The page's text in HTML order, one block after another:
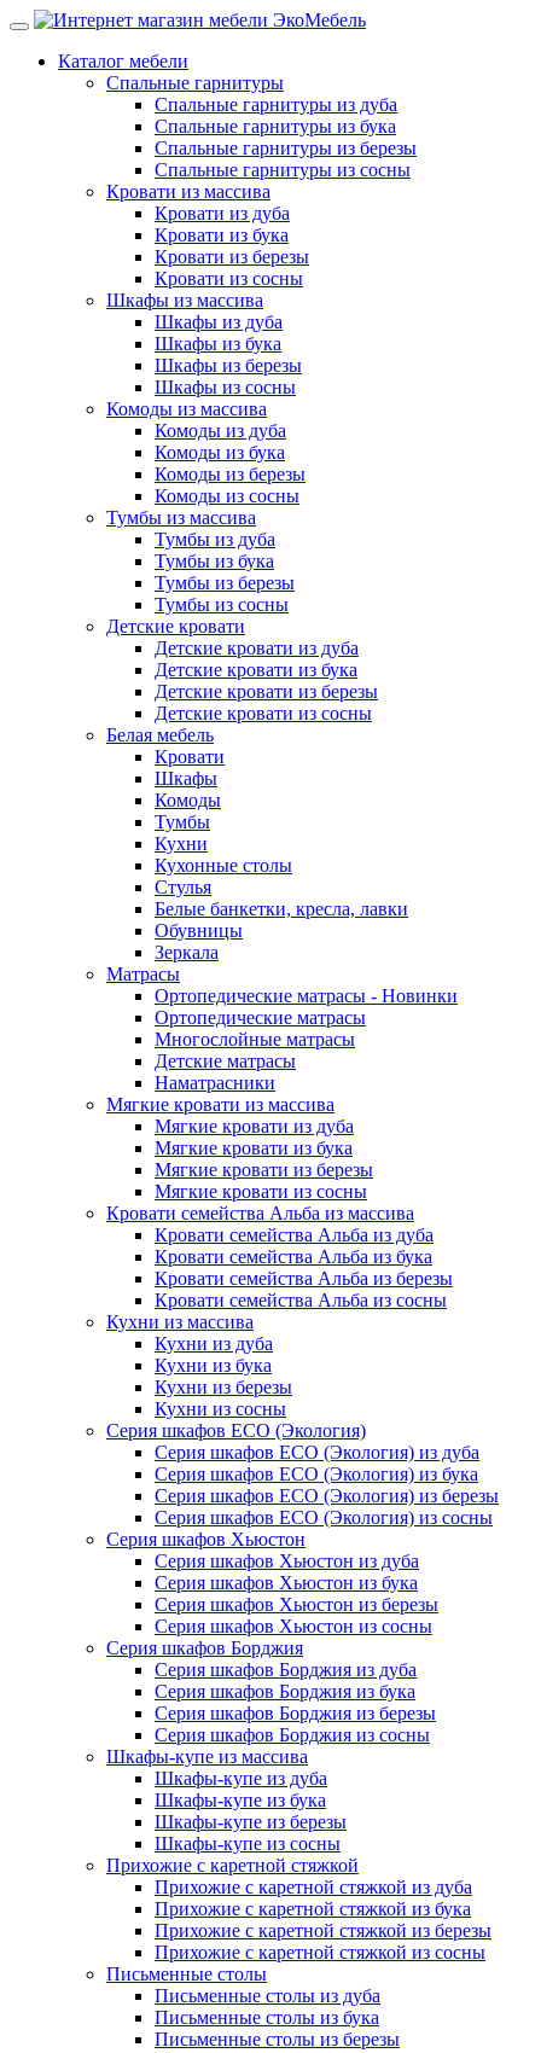
Каталог мебели
Спальные гарнитуры
Спальные гарнитуры из дуба
Спальные гарнитуры из бука
Спальные гарнитуры из березы
Спальные гарнитуры из сосны
Кровати из массива
Кровати из дуба
Кровати из бука
Кровати из березы
Кровати из сосны
Шкафы из массива
Шкафы из дуба
Шкафы из бука
Шкафы из березы
Шкафы из сосны
Комоды из массива
Комоды из дуба
Комоды из бука
Комоды из березы
Комоды из сосны
Тумбы из массива
Тумбы из дуба
Тумбы из бука
Тумбы из березы
Тумбы из сосны
Детские кровати
Детские кровати из дуба
Детские кровати из бука
Детские кровати из березы
Детские кровати из сосны
Белая мебель
Кровати
Шкафы
Комоды
Тумбы
Кухни
Кухонные столы
Стулья
Белые банкетки, кресла, лавки
Обувницы
Зеркала
Матрасы
Ортопедические матрасы - Новинки
Ортопедические матрасы
Многослойные матрасы
Детские матрасы
Наматрасники
Мягкие кровати из массива
Мягкие кровати из дуба
Мягкие кровати из бука
Мягкие кровати из березы
Мягкие кровати из сосны
Кровати семейства Альба из массива
Кровати семейства Альба из дуба
Кровати семейства Альба из бука
Кровати семейства Альба из березы
Кровати семейства Альба из сосны
Кухни из массива
Кухни из дуба
Кухни из бука
Кухни из березы
Кухни из сосны
Серия шкафов ECO (Экология)
Серия шкафов ECO (Экология) из дуба
Серия шкафов ECO (Экология) из бука
Серия шкафов ECO (Экология) из березы
Серия шкафов ECO (Экология) из сосны
Серия шкафов Хьюстон
Серия шкафов Хьюстон из дуба
Серия шкафов Хьюстон из бука
Серия шкафов Хьюстон из березы
Серия шкафов Хьюстон из сосны
Серия шкафов Борджия
Серия шкафов Борджия из дуба
Серия шкафов Борджия из бука
Серия шкафов Борджия из березы
Серия шкафов Борджия из сосны
Шкафы-купе из массива
Шкафы-купе из дуба
Шкафы-купе из бука
Шкафы-купе из березы
Шкафы-купе из сосны
Прихожие с каретной стяжкой
Прихожие с каретной стяжкой из дуба
Прихожие с каретной стяжкой из бука
Прихожие с каретной стяжкой из березы
Прихожие с каретной стяжкой из сосны
Письменные столы
Письменные столы из дуба
Письменные столы из бука
Письменные столы из березы